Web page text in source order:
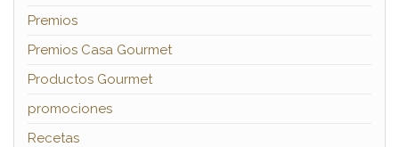
Premios
Premios Casa Gourmet
Productos Gourmet
promociones
Recetas